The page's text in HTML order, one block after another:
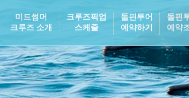
미드썸머
크루즈 소개
크루즈픽업
스케줄
돌핀투어
예약하기
돌핀
예약